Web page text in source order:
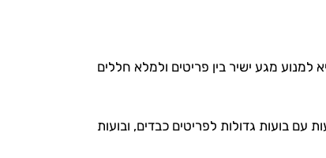
מגע ישיר בין פריטים ולמלא חללים
עם בועות גדולות לפריטים כבדים, ובועות